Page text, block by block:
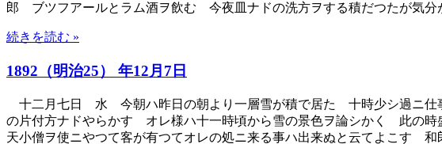
郎 ブツフアールとラム酒ヲ飲む 今夜皿ナドの洗方ヲする積だつたが気分
続きを読む »
1892（明治25） 年12月7日
十二月七日 水 今朝ハ昨日の朝より一層雪が積で居た 十時少シ過ニ仕事
の片付方ナドやらかす オレ様ハ十一時頃から雪の景色ヲ論シかく 此の
天小僧ヲ使ニやつて客が有つてオレの処ニ来る事ハ出来ぬと云てよこす